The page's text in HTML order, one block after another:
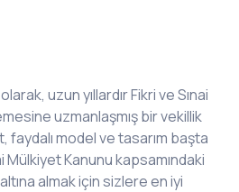
uzun yıllardır Fikri ve Sınai
uzmanlaşmış bir vekillik
faydalı model ve tasarım başta
Mülkiyet Kanunu kapsamındaki
almak için sizlere en iyi